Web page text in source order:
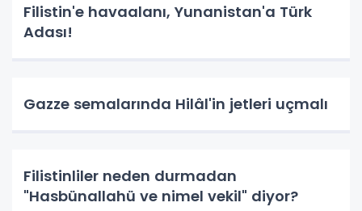
Filistin'e havaalanı, Yunanistan'a Türk
Adası!
Gazze semalarında Hilâl'in jetleri uçmalı
Filistinliler neden durmadan
"Hasbünallahü ve nimel vekil" diyor?